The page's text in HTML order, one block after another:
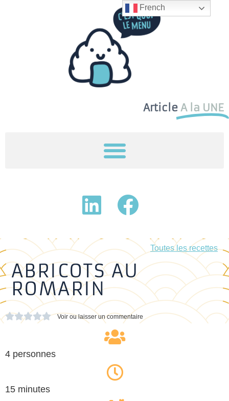
Article A la UNE
Toutes les recettes
ABRICOTS AU
ROMARIN
 Voir ou laisser un commentaire
4 personnes
15 minutes
French